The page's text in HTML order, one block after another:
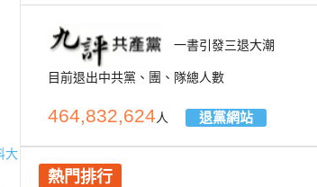
一書引發三退大潮
目前退出中共黨、團、隊總人數
464,832,624人 退黨網站
熱門排行